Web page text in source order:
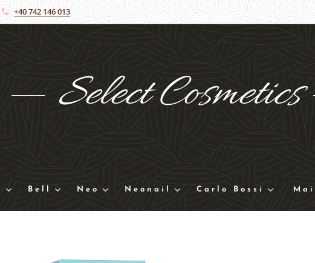
+40 742 146 013
Select Cosmetics
Bell Neo Neonail Carlo Bossi